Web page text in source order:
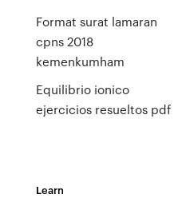
Format surat lamaran
cpns 2018
kemenkumham
Equilibrio ionico
ejercicios resueltos pdf
Learn